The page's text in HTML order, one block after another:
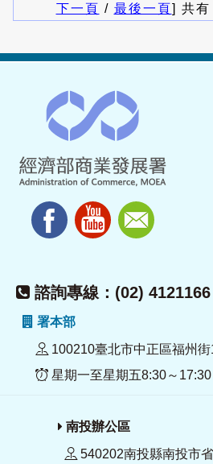
下一頁 / 最後一頁] 共有
諮詢專線：(02) 4121166
署本部
100210臺北市中正區福州街
星期一至星期五8:30～17:30
南投辦公區
540202南投縣南投市